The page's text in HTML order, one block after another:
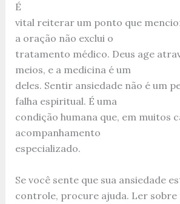
É
vital reiterar um ponto que
a oração não exclui o
tratamento médico. Deus age
meios, e a medicina é um
deles. Sentir ansiedade não é um
falha espiritual. É uma
condição humana que, em muitos
acompanhamento
especializado.
Se você sente que sua ansiedade
controle, procure ajuda. Ler sobre